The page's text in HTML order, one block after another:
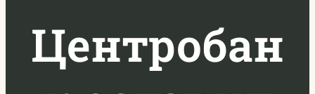
Центробан